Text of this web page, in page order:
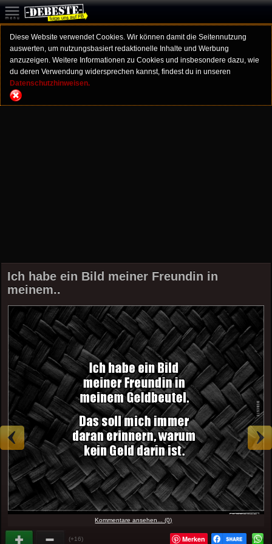
Diese Website verwendet Cookies. Wir können damit die Seitennutzung
auswerten, um nutzungsbasiert redaktionelle Inhalte und Werbung
anzuzeigen. Weitere Informationen zu Cookies und insbesondere dazu, wie
du deren Verwendung widersprechen kannst, findest du in unseren
Datenschutzhinweisen.
Ich habe ein Bild meiner Freundin in
meinem..
Kommentare ansehen... (0)
(+16) Merken